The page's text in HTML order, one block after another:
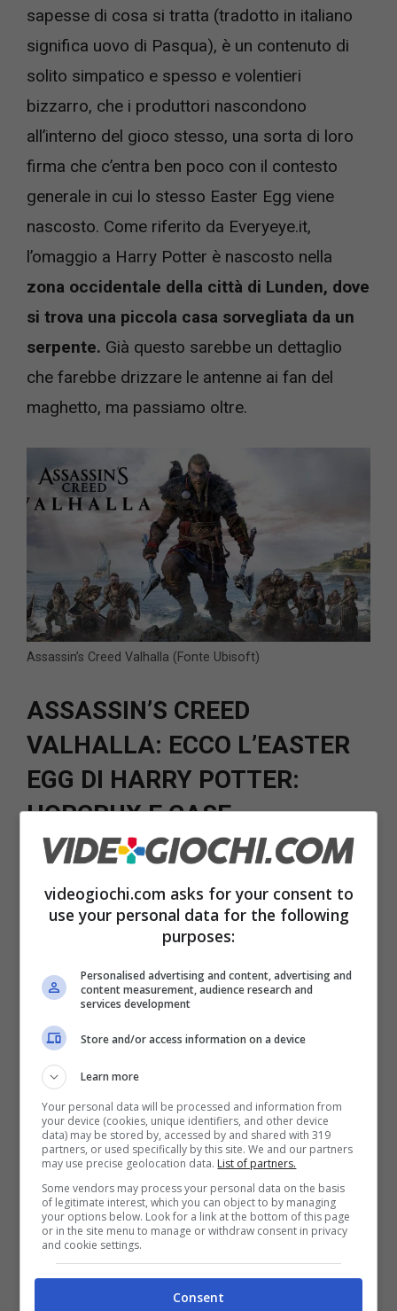
sapesse di cosa si tratta (tradotto in italiano
significa uovo di Pasqua), è un contenuto di
solito simpatico e spesso e volentieri
bizzarro, che i produttori nascondono
all’interno del gioco stesso, una sorta di loro
firma che c’entra ben poco con il contesto
generale in cui lo stesso Easter Egg viene
nascosto. Come riferito da Everyeye.it,
l’omaggio a Harry Potter è nascosto nella
zona occidentale della città di Lunden, dove
si trova una piccola casa sorvegliata da un
serpente. Già questo sarebbe un dettaglio
che farebbe drizzare le antenne ai fan del
maghetto, ma passiamo oltre.
Assassin’s Creed Valhalla (Fonte Ubisoft)
ASSASSIN’S CREED
VALHALLA: ECCO L’EASTER
EGG DI HARRY POTTER:
HORCRUX E CASE
Una volta che il serpente viene ucciso, si
recupera la chiave della porta d’ingresso della
stessa casa “Si trova poco più a nord sulla
da Everyeye.it – utilizzate la vista di Odino per
ottenere aiuto”, ed ecco che si potrà entrare
nell’edificio, dove vi apparirà un classico
tavolo da cucina. Avvicinandovi potrete vedere
alcuni oggetti decisamente particolari e una
lista che include“Diario, Anello, Medaglione,
Coppa, Diadema, Serpente”.Molti di voi,
soprattutto i più attenti, avranno capito di
cosa si tratta, ovvero, dellalista degli
Horcrux,oggetti al cui interno si nasconde
una parte dell’anima di Voldemort (ogni qual
videogiochi.com asks for your consent to
use your personal data for the following
purposes:
Personalised advertising and content, advertising and
content measurement, audience research and
services development
Store and/or access information on a device
Learn more
Your personal data will be processed and information from
your device (cookies, unique identifiers, and other device
data) may be stored by, accessed by and shared with 319
partners, or used specifically by this site. We and our partners
may use precise geolocation data. List of partners.
Some vendors may process your personal data on the basis
of legitimate interest, which you can object to by managing
your options below. Look for a link at the bottom of this page
or in the site menu to manage or withdraw consent in privacy
and cookie settings.
Consent